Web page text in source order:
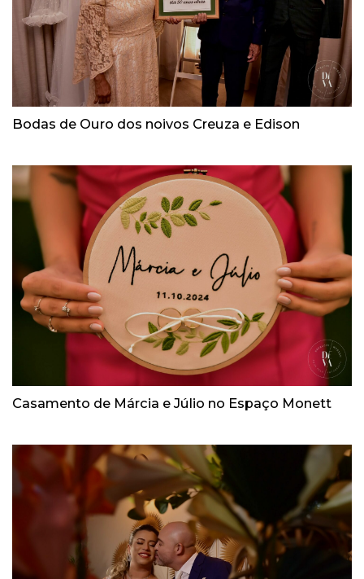
Bodas de Ouro dos noivos Creuza e Edison
Casamento de Márcia e Júlio no Espaço Monett